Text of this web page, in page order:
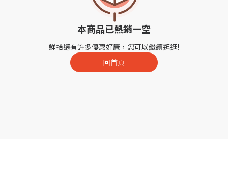
本商品已熱銷一空
鮮拾還有許多優惠好康，您可以繼續逛逛!
回首頁